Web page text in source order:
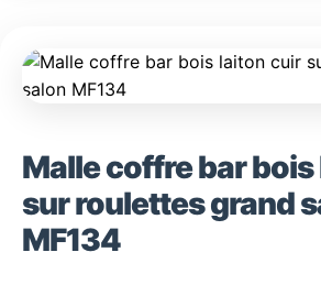
Malle coffre bar
sur roulettes grand
MF134